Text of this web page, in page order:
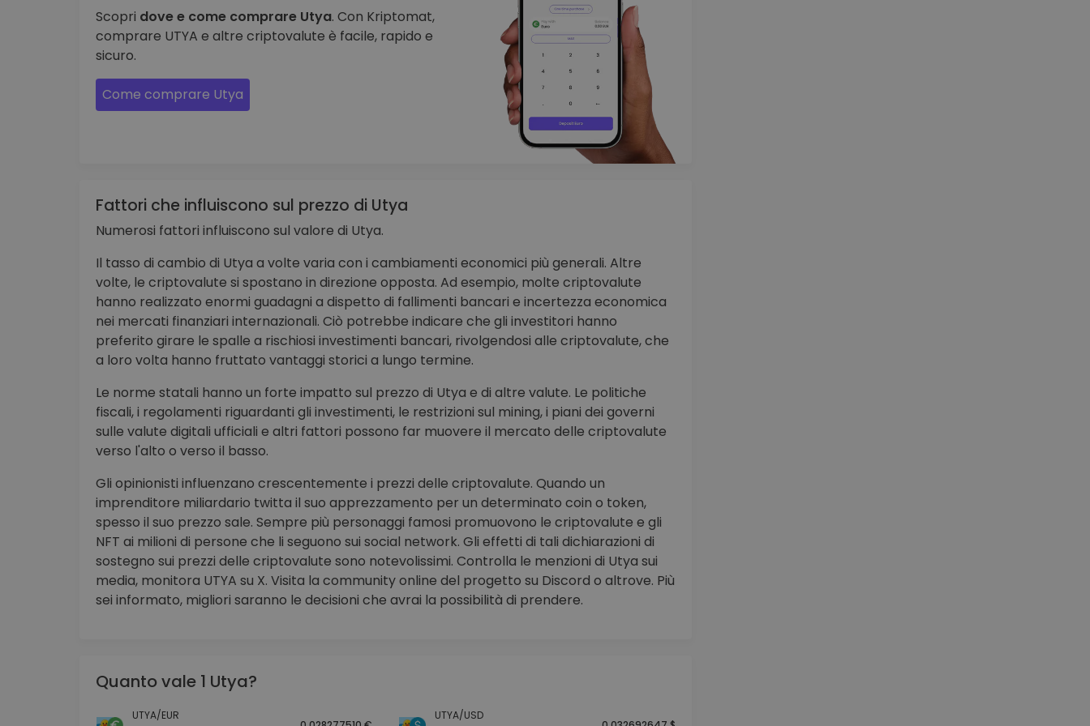
Scopri dove e come comprare Utya. Con Kriptomat,
comprare UTYA e altre criptovalute è facile, rapido e
sicuro.
Come comprare Utya
Fattori che influiscono sul prezzo di Utya
Numerosi fattori influiscono sul valore di Utya.
Il tasso di cambio di Utya a volte varia con i cambiamenti economici più generali. Altre
volte, le criptovalute si spostano in direzione opposta. Ad esempio, molte criptovalute
hanno realizzato enormi guadagni a dispetto di fallimenti bancari e incertezza economica
nei mercati finanziari internazionali. Ciò potrebbe indicare che gli investitori hanno
preferito girare le spalle a rischiosi investimenti bancari, rivolgendosi alle criptovalute, che
a loro volta hanno fruttato vantaggi storici a lungo termine.
Le norme statali hanno un forte impatto sul prezzo di Utya e di altre valute. Le politiche
fiscali, i regolamenti riguardanti gli investimenti, le restrizioni sul mining, i piani dei governi
sulle valute digitali ufficiali e altri fattori possono far muovere il mercato delle criptovalute
verso l'alto o verso il basso.
Gli opinionisti influenzano crescentemente i prezzi delle criptovalute. Quando un
imprenditore miliardario twitta il suo apprezzamento per un determinato coin o token,
spesso il suo prezzo sale. Sempre più personaggi famosi promuovono le criptovalute e gli
NFT ai milioni di persone che li seguono sui social network. Gli effetti di tali dichiarazioni di
sostegno sui prezzi delle criptovalute sono notevolissimi. Controlla le menzioni di Utya sui
media, monitora UTYA su X. Visita la community online del progetto su Discord o altrove. Più
sei informato, migliori saranno le decisioni che avrai la possibilità di prendere.
Quanto vale 1 Utya?
UTYA/EUR UTYA/USD